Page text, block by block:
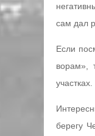
сам дал
Если
ворам»,
участках.
берегу